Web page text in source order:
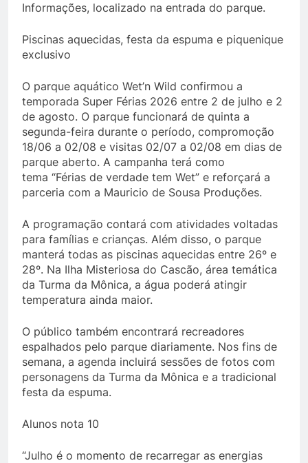
Informações, localizado na entrada do parque.
Piscinas aquecidas, festa da espuma e piquenique
exclusivo
O parque aquático Wet’n Wild confirmou a
temporada Super Férias 2026 entre 2 de julho e 2
de agosto. O parque funcionará de quinta a
segunda-feira durante o período, compromoção
18/06 a 02/08 e visitas 02/07 a 02/08 em dias de
parque aberto. A campanha terá como
tema “Férias de verdade tem Wet” e reforçará a
parceria com a Mauricio de Sousa Produções.
A programação contará com atividades voltadas
para famílias e crianças. Além disso, o parque
manterá todas as piscinas aquecidas entre 26º e
28º. Na Ilha Misteriosa do Cascão, área temática
da Turma da Mônica, a água poderá atingir
temperatura ainda maior.
O público também encontrará recreadores
espalhados pelo parque diariamente. Nos fins de
semana, a agenda incluirá sessões de fotos com
personagens da Turma da Mônica e a tradicional
festa da espuma.
Alunos nota 10
“Julho é o momento de recarregar as energias